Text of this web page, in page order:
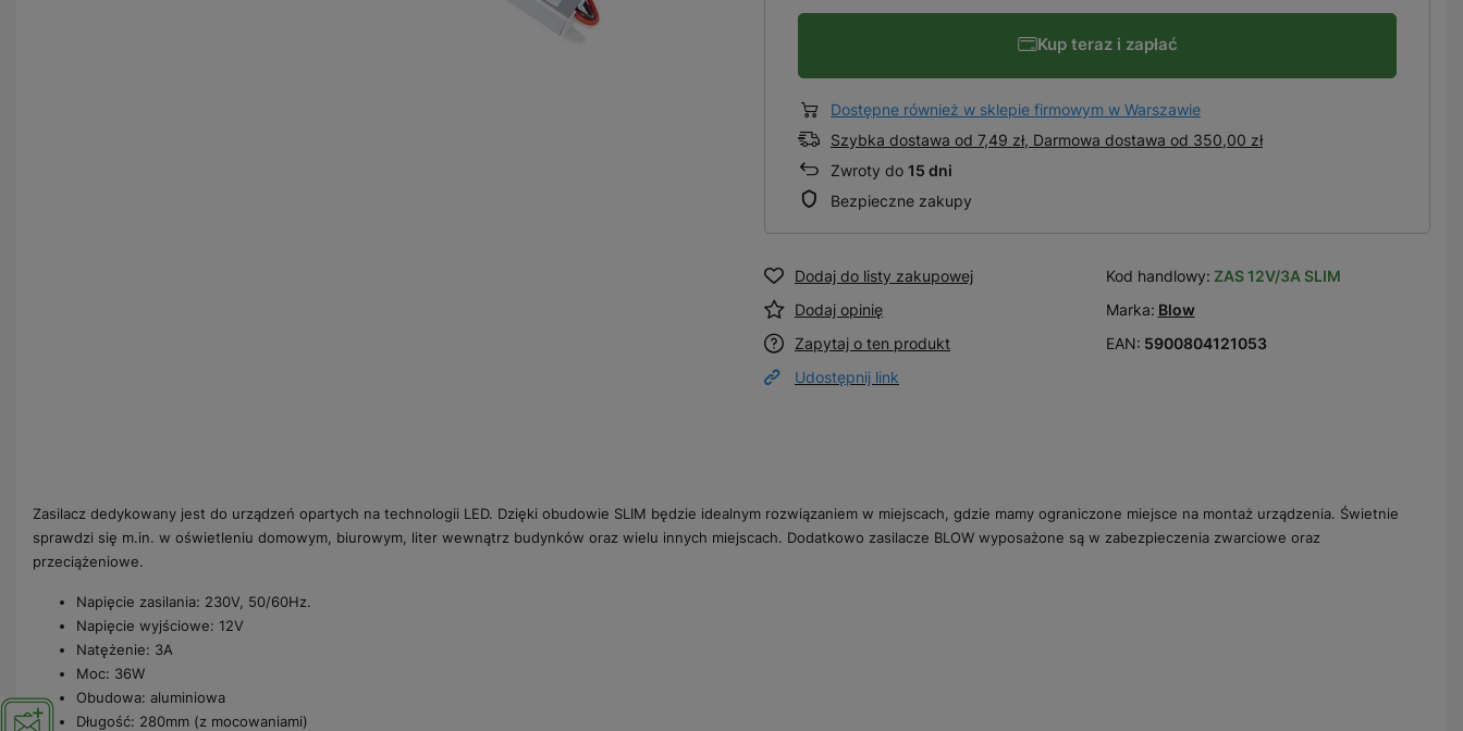
Kup teraz i zapłać
Dostępne również w sklepie firmowym w Warszawie
Szybka dostawa od 7,49 zł, Darmowa dostawa od 350,00 zł
Zwroty do 15 dni
Bezpieczne zakupy
Dodaj do listy zakupowej
Dodaj opinię
Zapytaj o ten produkt
Udostępnij link
Kod handlowy: ZAS 12V/3A SLIM
Marka: Blow
EAN: 5900804121053
Zasilacz dedykowany jest do urządzeń opartych na technologii LED. Dzięki obudowie SLIM będzie idealnym rozwiązaniem w miejscach, gdzie mamy ograniczone miejsce na montaż urządzenia. Świetnie
sprawdzi się m.in. w oświetleniu domowym, biurowym, liter wewnątrz budynków oraz wielu innych miejscach. Dodatkowo zasilacze BLOW wyposażone są w zabezpieczenia zwarciowe oraz
przeciążeniowe.
Napięcie zasilania: 230V, 50/60Hz.
Napięcie wyjściowe: 12V
Natężenie: 3A
Moc: 36W
Obudowa: aluminiowa
Długość: 280mm (z mocowaniami)